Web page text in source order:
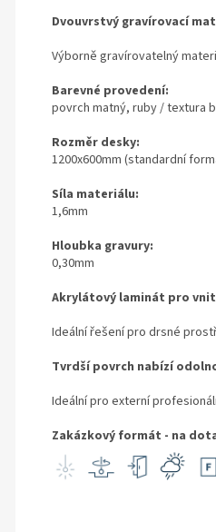
Dvouvrstvý gravírovací
Výborně gravírovatelný
Barevné provedení:
povrch matný, ruby / textura
Rozměr desky:
1200x600mm (standardní
Síla materiálu:
1,6mm
Hloubka gravury:
0,30mm
Akrylátový laminát pro
Ideální řešení pro drsné
Tvrdší povrch nabízí
Ideální pro externí
Zakázkový formát - na